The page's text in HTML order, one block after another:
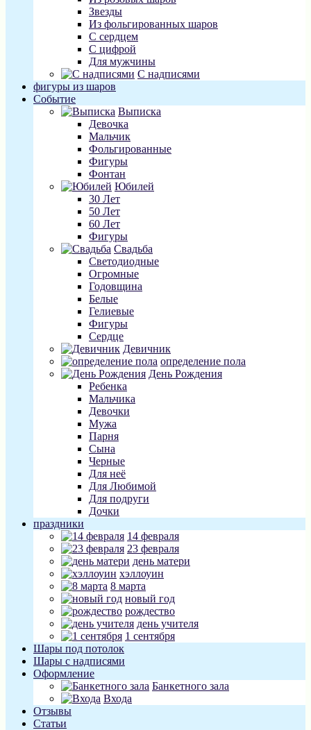
Звезды
Из фольгированных шаров
С сердцем
С цифрой
Для мужчины
С надписями
фигуры из шаров
Событие
Выписка
Девочка
Мальчик
Фольгированные
Фигуры
Фонтан
Юбилей
30 Лет
50 Лет
60 Лет
Фигуры
Свадьба
Светодиодные
Огромные
Годовщина
Белые
Гелиевые
Фигуры
Сердце
Девичник
определение пола
День Рождения
Ребенка
Мальчика
Девочки
Мужа
Парня
Сына
Черные
Для неё
Для Любимой
Для подруги
Дочки
праздники
14 февраля
23 февраля
день матери
хэллоуин
8 марта
новый год
рождество
день учителя
1 сентября
Шары под потолок
Шары с надписями
Оформление
Банкетного зала
Входа
Отзывы
Статьи